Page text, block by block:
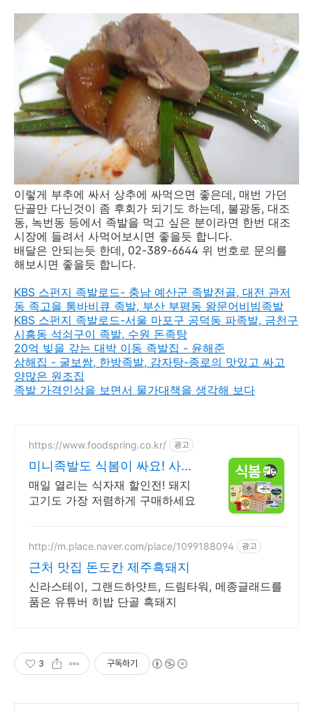
이렇게 부추에 싸서 상추에 싸먹으면 좋은데, 매번 가던
단골만 다닌것이 좀 후회가 되기도 하는데, 불광동, 대조
동, 녹번동 등에서 족발을 먹고 싶은 분이라면 한번 대조
시장에 들려서 사먹어보시면 좋을듯 합니다.
배달은 안되는듯 한데, 02-389-6644 위 번호로 문의를
해보시면 좋을듯 합니다.
KBS 스펀지 족발로드- 충남 예산군 족발전골, 대전 관저
동 족고을 통바비큐 족발, 부산 부평동 왕문어비빔족발
KBS 스펀지 족발로드-서울 마포구 공덕동 파족발, 금천구
시흥동 석쇠구이 족발, 수원 돈족탕
20억 빚을 갚는 대박 이동 족발집 - 윤해준
삼해집 - 굴보쌈, 한방족발, 감자탕-종로의 맛있고 싸고
양많은 원조집
족발 가격인상을 보면서 물가대책을 생각해 보다
https://www.foodspring.co.kr/ 광고
미니족발도 식봄이 싸요! 사업
자 전용 특가
매일 열리는 식자재 할인전! 돼지
고기도 가장 저렴하게 구매하세요
http://m.place.naver.com/place/1099188094 광고
근처 맛집 돈도칸 제주흑돼지
신라스테이, 그랜드하얏트, 드림타워, 메종글래드를
품은 유튜버 히밥 단골 흑돼지
3 구독하기